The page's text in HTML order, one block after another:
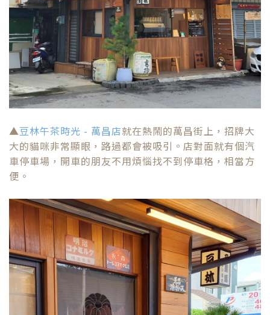
▲豆林午茶時光 - 萬昌店就在熱鬧的萬昌街上，招牌大
大的貓咪非常顯眼，路過都會被吸引。店對面就有個汽
車停車場，開車的朋友不用煩惱找不到停車格，相當方
便。